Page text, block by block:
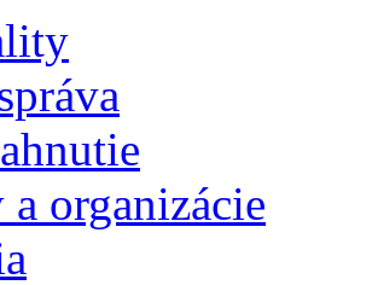
organizácie